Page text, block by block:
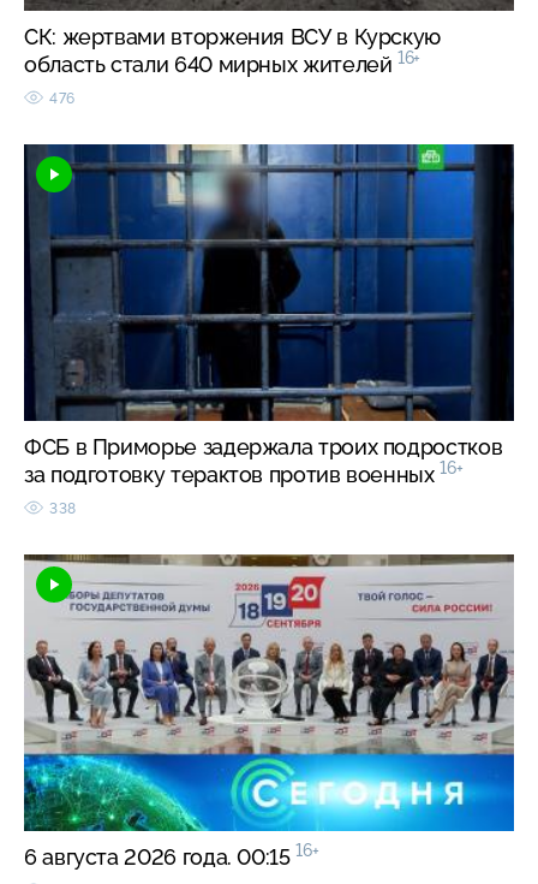
СК: жертвами вторжения ВСУ в Курскую
область стали 640 мирных жителей 16+
476
ФСБ в Приморье задержала троих подростков
за подготовку терактов против военных 16+
338
6 августа 2026 года. 00:15 16+